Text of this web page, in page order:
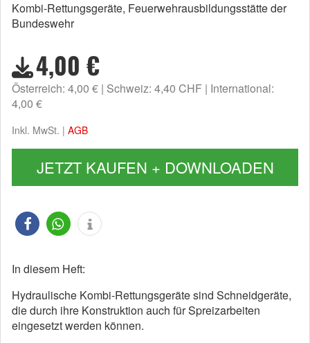
Kombi-Rettungsgeräte, Feuerwehrausbildungsstätte der
Bundeswehr
4,00 €
Österreich: 4,00 € Schweiz: 4,40 CHF International:
4,00 €
Inkl. MwSt. | AGB
JETZT KAUFEN + DOWNLOADEN
In diesem Heft:
Hydraulische Kombi-Rettungsgeräte sind Schneidgeräte,
die durch ihre Konstruktion auch für Spreizarbeiten
eingesetzt werden können.